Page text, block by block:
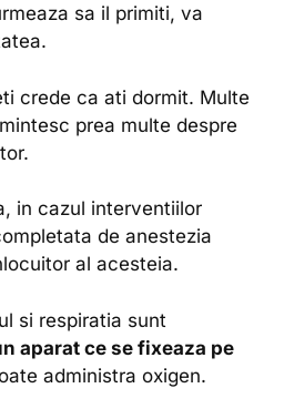
sa il primiti, va
crede ca ati dormit. Multe
prea multe despre
in cazul interventiilor
de anestezia
al acesteia.
si respiratia sunt
aparat ce se fixeaza pe
administra oxigen.